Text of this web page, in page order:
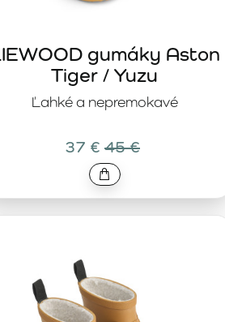
Ľahké a nepremokavé
gumáky Aston
Tiger / Yuzu
37 € 45 €